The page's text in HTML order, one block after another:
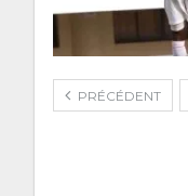
PRÉCÉDENT